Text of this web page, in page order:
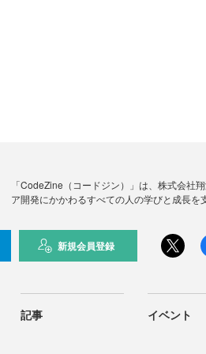
「CodeZine（コードジン）」は、株式会社
ア開発にかかわるすべての人の学びと成長を
新規会員登録
記事 イベント